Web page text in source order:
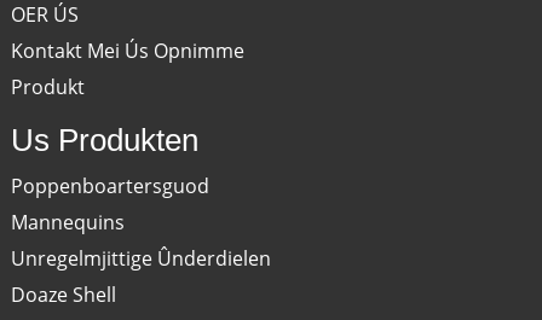
OER ÚS
Kontakt Mei Ús Opnimme
Produkt
Us Produkten
Poppenboartersguod
Mannequins
Unregelmjittige Ûnderdielen
Doaze Shell